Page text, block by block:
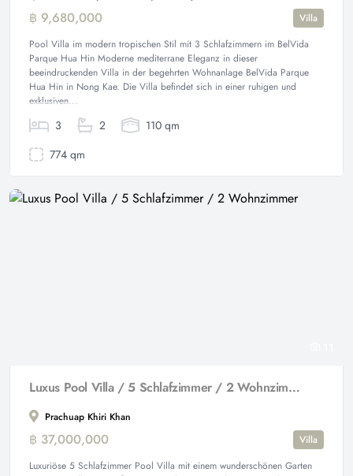
฿ 9,680,000
Villa
Pool Villa im modern tropischen Stil mit 3 Schlafzimmern im BelVida
Parque Hua Hin Moderne mediterrane Eleganz in dieser
beeindruckenden Villa in der begehrten Wohnanlage BelVida Parque
Hua Hin in Nong Kae. Die Villa befindet sich in einer ruhigen und
exklusiven...
3 2
110 qm
774 qm
Luxus Pool Villa / 5 Schlafzimmer / 2 Wohnzimmer
Prachuap Khiri Khan
฿ 37,000,000
Villa
Luxuriöse 5 Schlafzimmer Pool Villa mit einem wunderschönen Garten